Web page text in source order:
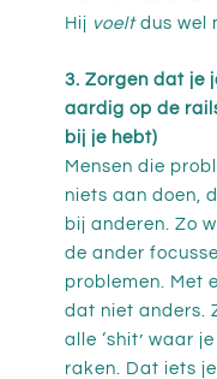
Hij voeltdus wel
3. Zorgen dat je
aardig op de
bij je hebt)
Mensen die
niets aan doen,
bij anderen. Zo
de ander
problemen. Met
dat niet anders.
alle ‘shit’ waar
raken. Dat iets